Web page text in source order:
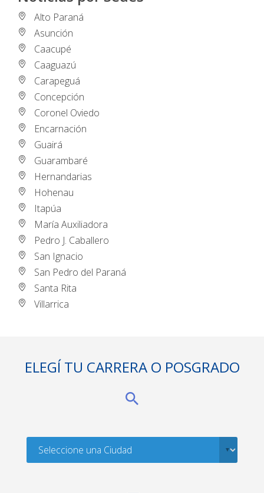
Alto Paraná
Asunción
Caacupé
Caaguazú
Carapeguá
Concepción
Coronel Oviedo
Encarnación
Guairá
Guarambaré
Hernandarias
Hohenau
Itapúa
María Auxiliadora
Pedro J. Caballero
San Ignacio
San Pedro del Paraná
Santa Rita
Villarrica
ELEGÍ TU CARRERA O POSGRADO